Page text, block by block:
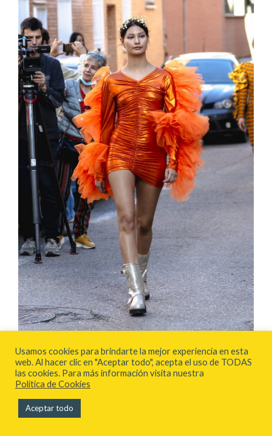
Fue un desfile abierto a todo el público, ya
Usamos cookies para brindarte la mejor experiencia en esta
web. Al hacer clic en "Aceptar todo", acepta el uso de TODAS
las cookies. Para más información visita nuestra
Política de Cookies
Aceptar todo